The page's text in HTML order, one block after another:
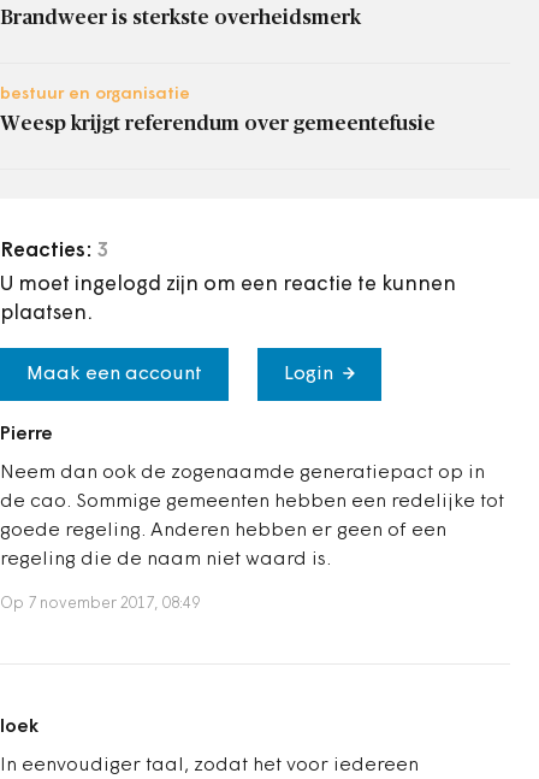
Brandweer is sterkste overheidsmerk
bestuur en organisatie
Weesp krijgt referendum over gemeentefusie
Reacties: 3
U moet ingelogd zijn om een reactie te kunnen
plaatsen.
Maak een account Login
Pierre
Neem dan ook de zogenaamde generatiepact op in
de cao. Sommige gemeenten hebben een redelijke tot
goede regeling. Anderen hebben er geen of een
regeling die de naam niet waard is.
Op 7 november 2017, 08:49
loek
In eenvoudiger taal, zodat het voor iedereen